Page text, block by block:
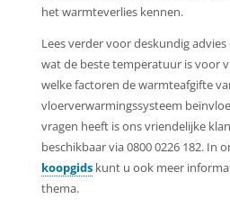
het warmteverlies kennen.
Lees verder voor deskundig
wat de beste temperatuur is voor
welke factoren de warmteafgifte
vloerverwarmingssysteem
vragen heeft is ons vriendelijke
beschikbaar via 0800 0226 182. In
koopgidskunt u ook meer
thema.